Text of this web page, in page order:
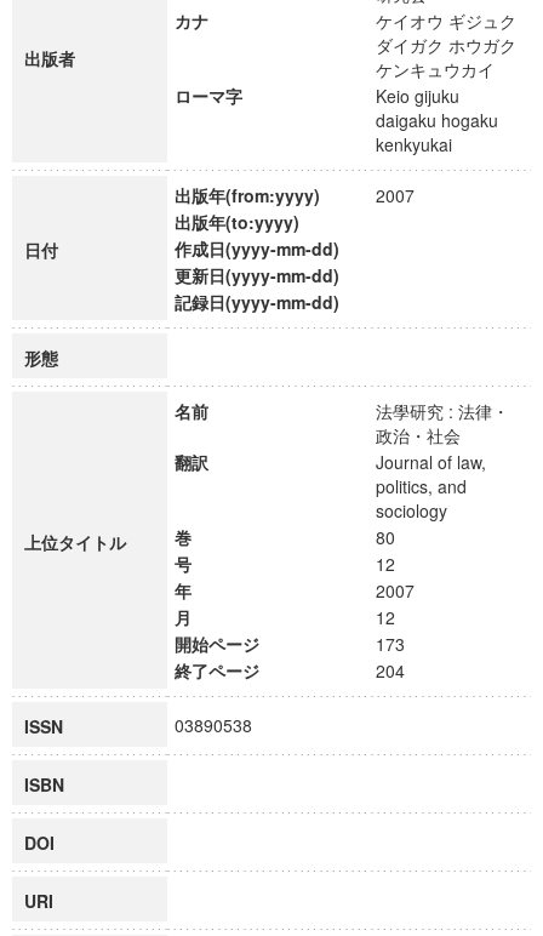
出版者
カナ
ケイオウ ギジュク
ダイガク ホウガク
ケンキュウカイ
ローマ字
Keio gijuku
daigaku hogaku
kenkyukai
日付
出版年(from:yyyy)
2007
出版年(to:yyyy)
作成日(yyyy-mm-dd)
更新日(yyyy-mm-dd)
記録日(yyyy-mm-dd)
形態
上位タイトル
名前
法學研究 : 法律・
政治・社会
翻訳
Journal of law,
politics, and
sociology
巻
80
号
12
年
2007
月
12
開始ページ
173
終了ページ
204
ISSN 03890538
ISBN
DOI
URI